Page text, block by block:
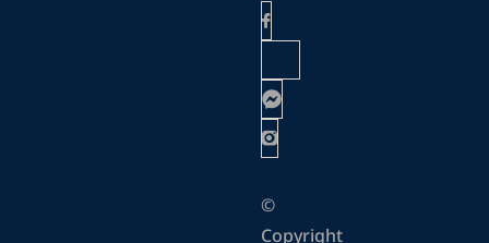
©
Copyright